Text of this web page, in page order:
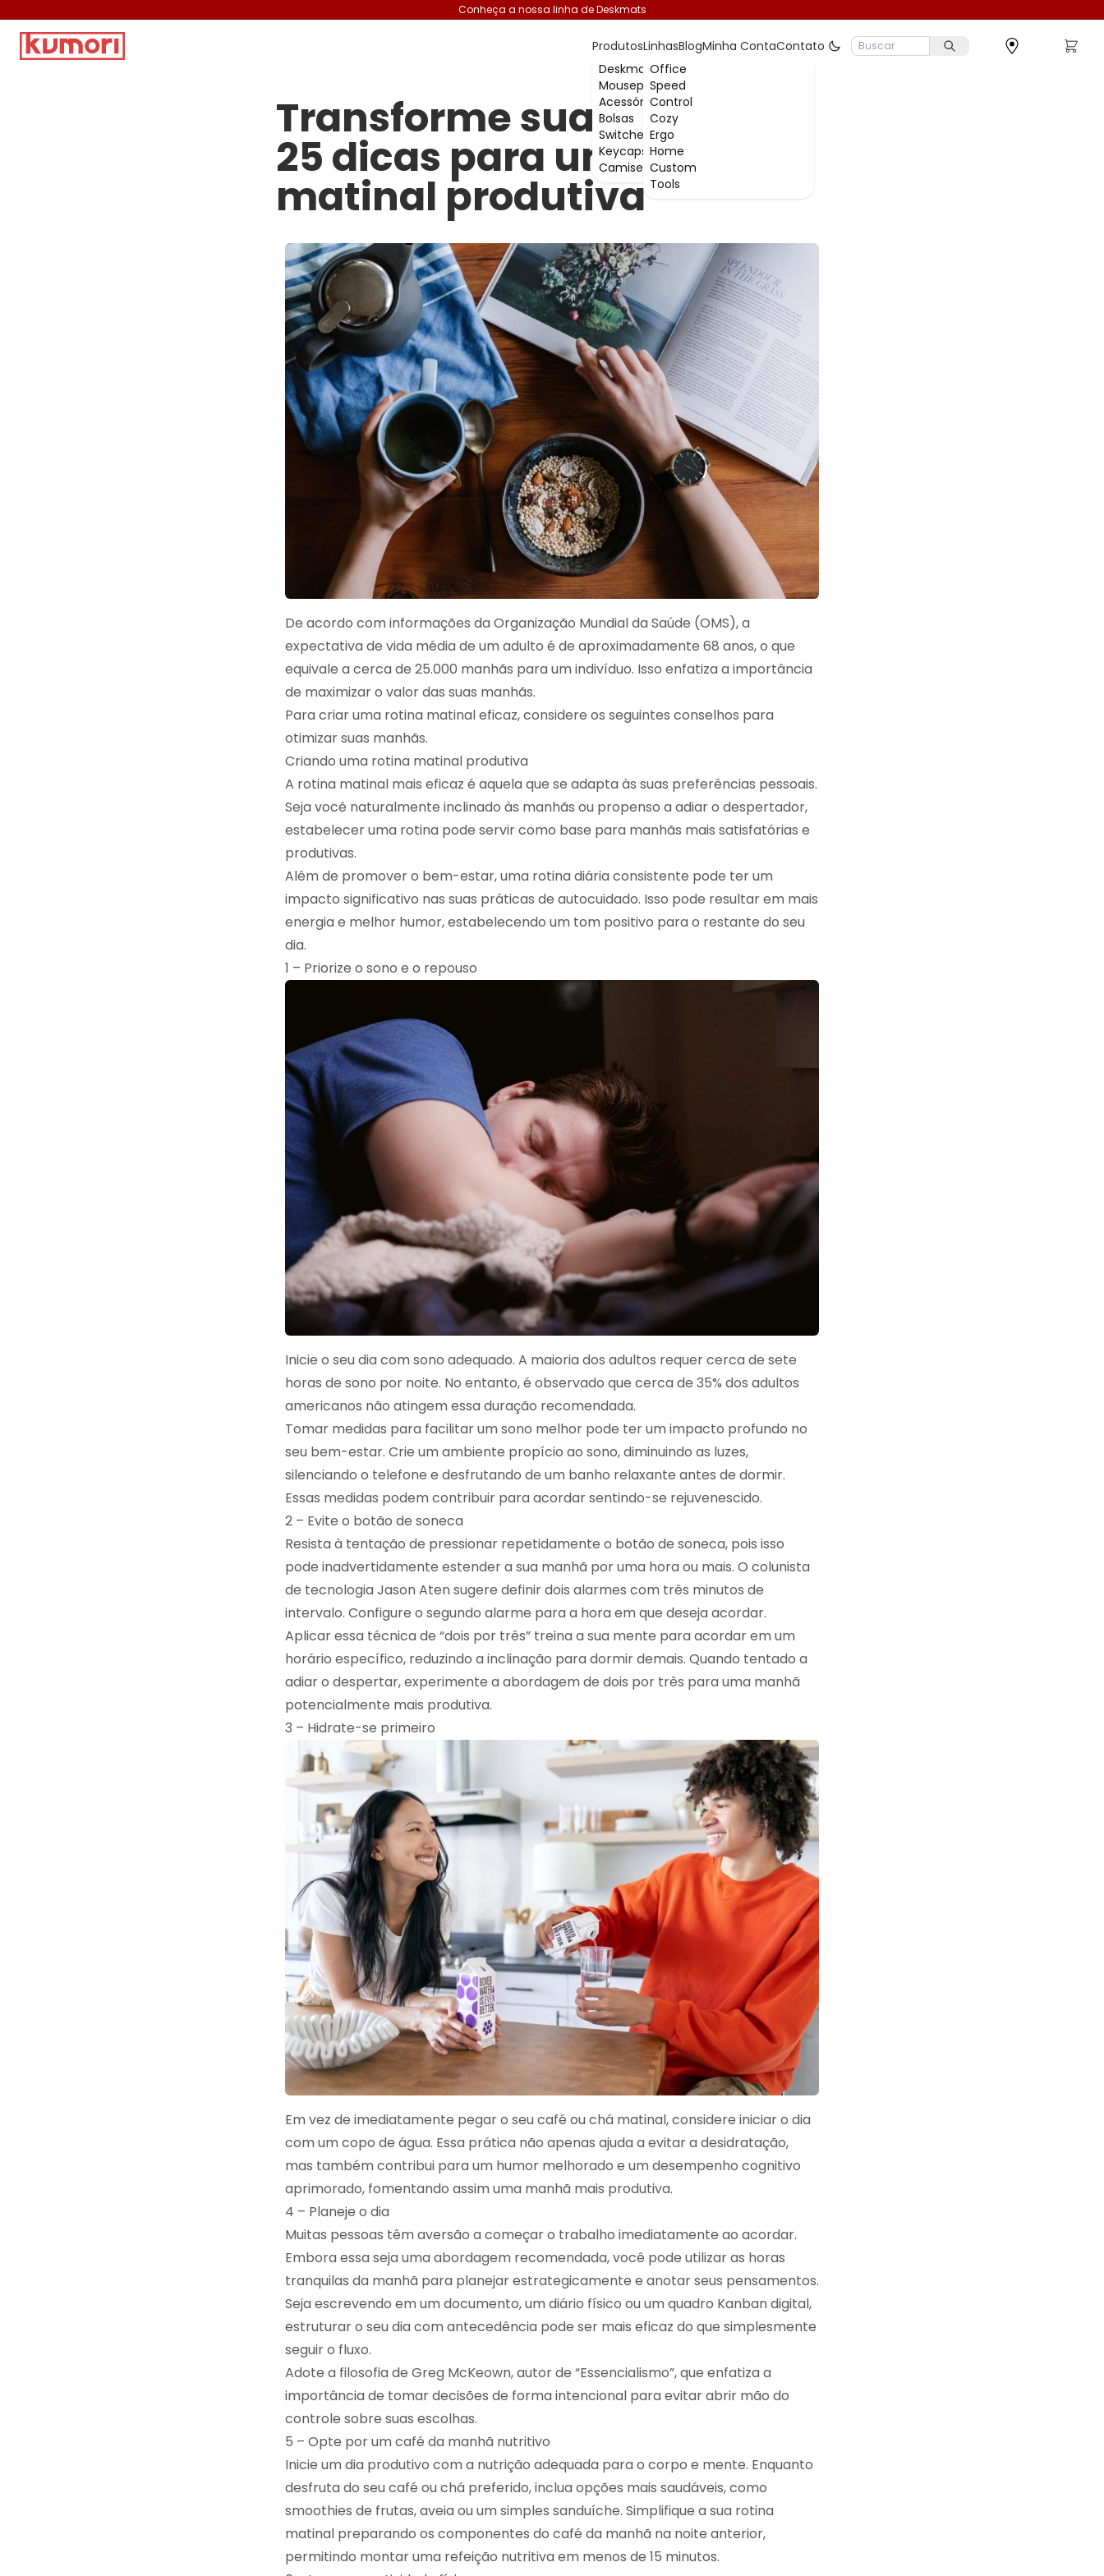
Conheça a nossa linha de Deskmats
Produtos
Deskmats
Mousepads
Acessórios
Bolsas
Switches
Keycaps
Camisetas
Linhas
Office
Speed
Control
Cozy
Ergo
Home
Custom
Tools
BlogMinha ContaContato
Transforme suas manhãs:
25 dicas para uma rotina
matinal produtiva
De acordo com informações da Organização Mundial da Saúde (OMS), a
expectativa de vida média de um adulto é de aproximadamente 68 anos, o que
equivale a cerca de 25.000 manhãs para um indivíduo. Isso enfatiza a importância
de maximizar o valor das suas manhãs.
Para criar uma rotina matinal eficaz, considere os seguintes conselhos para
otimizar suas manhãs.
Criando uma rotina matinal produtiva
A rotina matinal mais eficaz é aquela que se adapta às suas preferências pessoais.
Seja você naturalmente inclinado às manhãs ou propenso a adiar o despertador,
estabelecer uma rotina pode servir como base para manhãs mais satisfatórias e
produtivas.
Além de promover o bem-estar, uma rotina diária consistente pode ter um
impacto significativo nas suas práticas de autocuidado. Isso pode resultar em mais
energia e melhor humor, estabelecendo um tom positivo para o restante do seu
dia.
1 – Priorize o sono e o repouso
Inicie o seu dia com sono adequado. A maioria dos adultos requer cerca de sete
horas de sono por noite. No entanto, é observado que cerca de 35% dos adultos
americanos não atingem essa duração recomendada.
Tomar medidas para facilitar um sono melhor pode ter um impacto profundo no
seu bem-estar. Crie um ambiente propício ao sono, diminuindo as luzes,
silenciando o telefone e desfrutando de um banho relaxante antes de dormir.
Essas medidas podem contribuir para acordar sentindo-se rejuvenescido.
2 – Evite o botão de soneca
Resista à tentação de pressionar repetidamente o botão de soneca, pois isso
pode inadvertidamente estender a sua manhã por uma hora ou mais. O colunista
de tecnologia Jason Aten sugere definir dois alarmes com três minutos de
intervalo. Configure o segundo alarme para a hora em que deseja acordar.
Aplicar essa técnica de “dois por três” treina a sua mente para acordar em um
horário específico, reduzindo a inclinação para dormir demais. Quando tentado a
adiar o despertar, experimente a abordagem de dois por três para uma manhã
potencialmente mais produtiva.
3 – Hidrate-se primeiro
Em vez de imediatamente pegar o seu café ou chá matinal, considere iniciar o dia
com um copo de água. Essa prática não apenas ajuda a evitar a desidratação,
mas também contribui para um humor melhorado e um desempenho cognitivo
aprimorado, fomentando assim uma manhã mais produtiva.
4 – Planeje o dia
Muitas pessoas têm aversão a começar o trabalho imediatamente ao acordar.
Embora essa seja uma abordagem recomendada, você pode utilizar as horas
tranquilas da manhã para planejar estrategicamente e anotar seus pensamentos.
Seja escrevendo em um documento, um diário físico ou um quadro Kanban digital,
estruturar o seu dia com antecedência pode ser mais eficaz do que simplesmente
seguir o fluxo.
Adote a filosofia de Greg McKeown, autor de “Essencialismo”, que enfatiza a
importância de tomar decisões de forma intencional para evitar abrir mão do
controle sobre suas escolhas.
5 – Opte por um café da manhã nutritivo
Inicie um dia produtivo com a nutrição adequada para o corpo e mente. Enquanto
desfruta do seu café ou chá preferido, inclua opções mais saudáveis, como
smoothies de frutas, aveia ou um simples sanduíche. Simplifique a sua rotina
matinal preparando os componentes do café da manhã na noite anterior,
permitindo montar uma refeição nutritiva em menos de 15 minutos.